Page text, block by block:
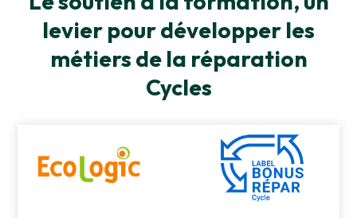
levier pour développer les
métiers de la réparation
Cycles